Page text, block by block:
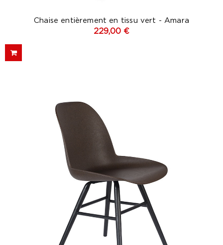
Chaise entièrement en tissu vert - Amara
229,00 €